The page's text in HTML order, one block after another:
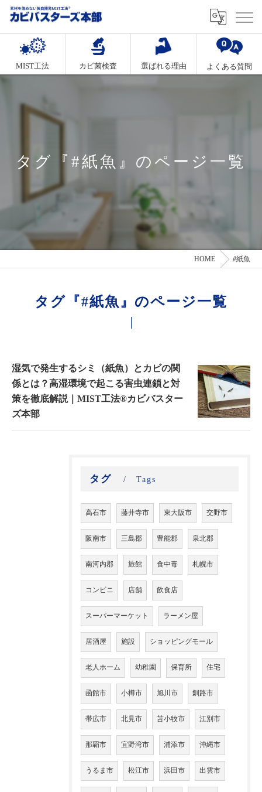
MIST工法 カビ菌検査 選ばれる理由 よくある質問
タグ『#紙魚』のページ一覧
HOME #紙魚
タグ『#紙魚』のページ一覧
湿気で発生するシミ（紙魚）とカビの関
係とは？高湿環境で起こる害虫連鎖と対
策を徹底解説｜MIST工法®カビバスター
ズ本部
タグ Tags
高石市 藤井寺市 東大阪市 交野市
阪南市 三島郡 豊能郡 泉北郡
南河内郡 旅館 食中毒 札幌市
コンビニ 店舗 飲食店
スーパーマーケット ラーメン屋
居酒屋 施設 ショッピングモール
老人ホーム 幼稚園 保育所 住宅
函館市 小樽市 旭川市 釧路市
帯広市 北見市 苫小牧市 江別市
那覇市 宜野湾市 浦添市 沖縄市
うるま市 松江市 浜田市 出雲市